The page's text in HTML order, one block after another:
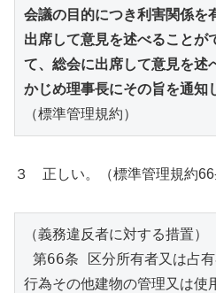
会議の目的につき利害関係を
出席して意見を述べることが
て、総会に出席して意見を述
かじめ理事長にその旨を通知
（標準管理規約）
３ 正しい。（標準管理規約66
（義務違反者に対する措置）
行為その他建物の管理又は使